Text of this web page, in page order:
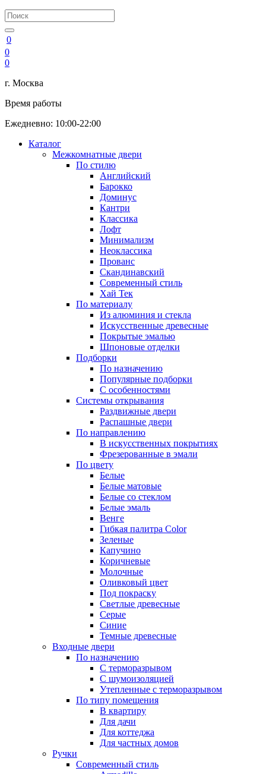
0
0
0
г. Москва
Время работы
Ежедневно: 10:00-22:00
Каталог
Межкомнатные двери
По стилю
Английский
Барокко
Доминус
Кантри
Классика
Лофт
Минимализм
Неоклассика
Прованс
Скандинавский
Современный стиль
Хай Тек
По материалу
Из алюминия и стекла
Искусственные древесные
Покрытые эмалью
Шпоновые отделки
Подборки
По назначению
Популярные подборки
С особенностями
Системы открывания
Раздвижные двери
Распашные двери
По направлению
В искусственных покрытиях
Фрезерованные в эмали
По цвету
Белые
Белые матовые
Белые со стеклом
Белые эмаль
Венге
Гибкая палитра Color
Зеленые
Капучино
Коричневые
Молочные
Оливковый цвет
Под покраску
Светлые древесные
Серые
Синие
Темные древесные
Входные двери
По назначению
С терморазрывом
С шумоизоляцией
Утепленные с терморазрывом
По типу помещения
В квартиру
Для дачи
Для коттеджа
Для частных домов
Ручки
Современный стиль